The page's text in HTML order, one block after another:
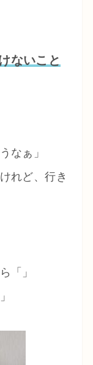
ないこと
なぁ」
れど、行き
「」